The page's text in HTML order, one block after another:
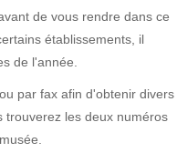
de vous rendre dans ce
établissements, il
de l'année.
par fax afin d'obtenir divers
trouverez les deux numéros